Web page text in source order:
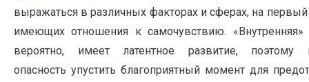
выражаться в различных факторах и сферах, на первый
имеющих отношения к самочувствию. «Внутренняя»
вероятно, имеет латентное развитие, поэтому
опасность упустить благоприятный момент для